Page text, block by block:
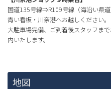
国道135号線⇒R109号線（海沿い県道
青い看板・川奈港へお越しください。
大駐車場完備、ご到着後スタッフま
内いたします。
地図